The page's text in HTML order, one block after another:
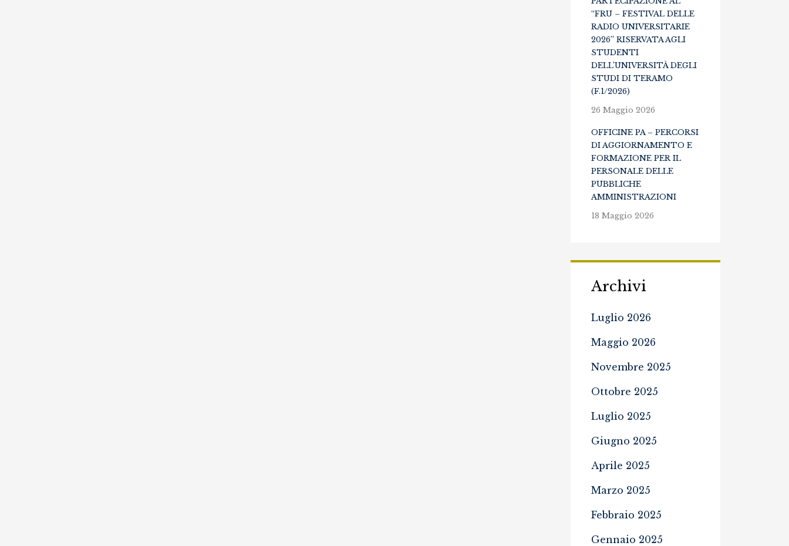
“FRU – FESTIVAL DELLE
RADIO UNIVERSITARIE
2026” RISERVATA AGLI
STUDENTI
DELL’UNIVERSITÀ DEGLI
STUDI DI TERAMO
(F.1/2026)
26 Maggio 2026
OFFICINE PA – PERCORSI
DI AGGIORNAMENTO E
FORMAZIONE PER IL
PERSONALE DELLE
PUBBLICHE
AMMINISTRAZIONI
18 Maggio 2026
Archivi
Luglio 2026
Maggio 2026
Novembre 2025
Ottobre 2025
Luglio 2025
Giugno 2025
Aprile 2025
Marzo 2025
Febbraio 2025
Gennaio 2025